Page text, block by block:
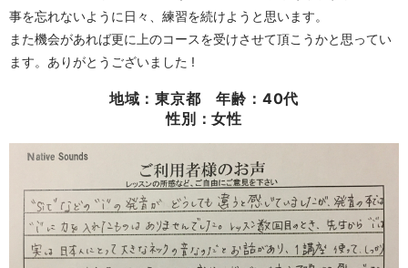
事を忘れないように日々、練習を続けようと思います。
また機会があれば更に上のコースを受けさせて頂こうかと思ってい
ます。ありがとうございました !
地域：東京都 年齢：40代
性別：女性